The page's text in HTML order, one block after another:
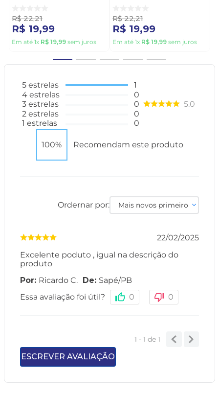
R$ 22,21
R$ 19,99
Em até 1x R$ 19,99 sem juros
R$ 22,21
R$ 19,99
Em até 1x R$ 19,99 sem juros
5 estrelas
4 estrelas
3 estrelas
2 estrelas
1 estrelas
1
0
0
0
0
5.0
100% Recomendam este produto
Ordernar por: Mais novos primeiro
22/02/2025
Excelente poduto , igual na descrição do
produto
Ricardo C.
Sapé/PB
Essa avaliação foi útil?
0 0
1 - 1de 1
ESCREVER AVALIAÇÃO